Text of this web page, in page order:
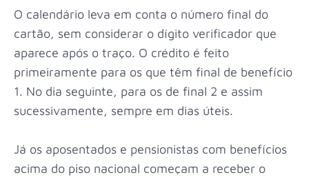
O calendário leva em conta o número final do
cartão, sem considerar o dígito verificador que
aparece após o traço. O crédito é feito
primeiramente para os que têm final de benefício
1. No dia seguinte, para os de final 2 e assim
sucessivamente, sempre em dias úteis.
Já os aposentados e pensionistas com benefícios
acima do piso nacional começam a receber o